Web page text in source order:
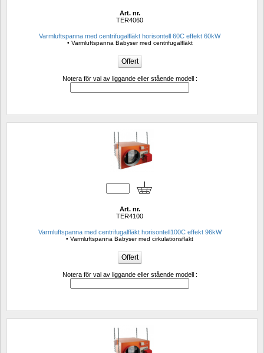
Art. nr.
TER4060
Varmluftspanna med centrifugalfläkt horisontell 60C effekt 60kW
• Varmluftspanna Babyser med centrifugalfläkt
Notera för val av liggande eller stående modell :
Art. nr.
TER4100
Varmluftspanna med centrifugalfläkt horisontell100C effekt 96kW
• Varmluftspanna Babyser med cirkulationsfläkt
Notera för val av liggande eller stående modell :